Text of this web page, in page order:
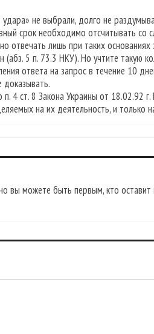
не выбрали, долго не
срок необходимо отсчитывать со
отвечать лишь при таких
(абз. 5 п. 73.3 НКУ). Но учтите такую
ответа на запрос в течение 10
доказывать.
4 ст. 8 Закона Украины от 18.02.92
на их деятельность, и только
вы можете быть первым, кто оставит